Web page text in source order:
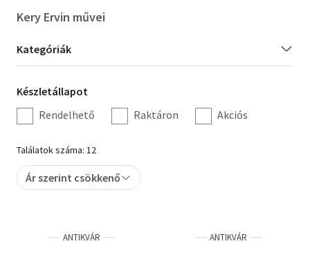
Hobbi, szabadidő
Irodalom
Művészet
Szakkönyv
Tankönyv, segédkönyv
Kery Ervin művei
Kategória
szűrés
Kategóriák
Készletállapot
szűrés
Készletállapot
Rendelhető
Raktáron Akciós
Találatok száma: 12
Ár szerint csökkenő
ANTIKVÁR ANTIKVÁR